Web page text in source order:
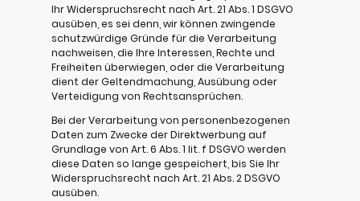
Ihr Widerspruchsrecht nach Art. 21 Abs. 1 DSGVO
ausüben, es sei denn, wir können zwingende
schutzwürdige Gründe für die Verarbeitung
nachweisen, die Ihre Interessen, Rechte und
Freiheiten überwiegen, oder die Verarbeitung
dient der Geltendmachung, Ausübung oder
Verteidigung von Rechtsansprüchen.
Bei der Verarbeitung von personenbezogenen
Daten zum Zwecke der Direktwerbung auf
Grundlage von Art. 6 Abs. 1 lit. f DSGVO werden
diese Daten so lange gespeichert, bis Sie Ihr
Widerspruchsrecht nach Art. 21 Abs. 2 DSGVO
ausüben.